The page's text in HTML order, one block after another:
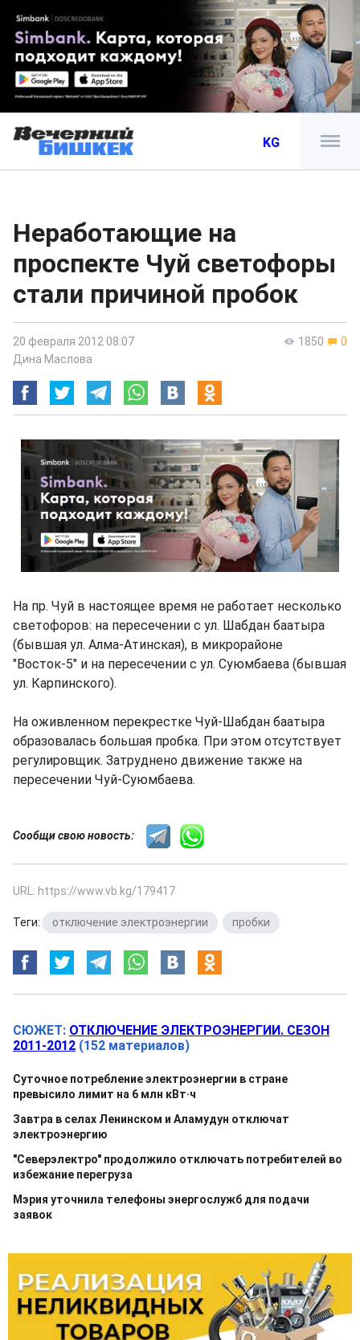
KG
Неработающие на
проспекте Чуй светофоры
стали причиной пробок
1850 0
20 февраля 2012 08:07
Дина Маслова
На пр. Чуй в настоящее время не работает несколько
светофоров: на пересечении с ул. Шабдан баатыра
(бывшая ул. Алма-Атинская), в микрорайоне
"Восток-5" и на пересечении с ул. Суюмбаева (бывшая
ул. Карпинского).
На оживленном перекрестке Чуй-Шабдан баатыра
образовалась большая пробка. При этом отсутствует
регулировщик. Затруднено движение также на
пересечении Чуй-Суюмбаева.
Сообщи свою новость:
URL: https://www.vb.kg/179417
Теги: отключение электроэнергии пробки
СЮЖЕТ: ОТКЛЮЧЕНИЕ ЭЛЕКТРОЭНЕРГИИ. СЕЗОН
2011-2012 (152 материалов)
Суточное потребление электроэнергии в стране
превысило лимит на 6 млн кВт·ч
Завтра в селах Ленинском и Аламудун отключат
электроэнергию
"Северэлектро" продолжило отключать потребителей во
избежание перегруза
Мэрия уточнила телефоны энергослужб для подачи
заявок